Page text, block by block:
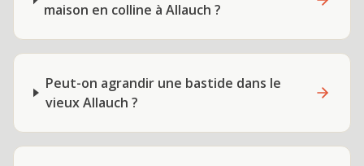
maison en colline à Allauch ?
Peut-on agrandir une bastide dans le
vieux Allauch ?